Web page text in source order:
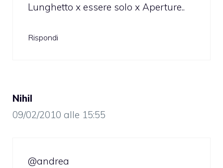
Lunghetto x essere solo x Aperture..
Rispondi
Nihil
09/02/2010 alle 15:55
@andrea